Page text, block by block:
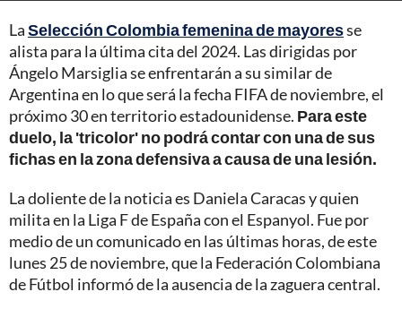
LaSelección Colombia femenina de mayoresse
alista para la última cita del 2024. Las dirigidas por
Ángelo Marsiglia se enfrentarán a su similar de
Argentina en lo que será la fecha FIFA de noviembre, el
próximo 30 en territorio estadounidense. Para este
duelo, la 'tricolor' no podrá contar con una de sus
fichas en la zona defensiva a causa de una lesión.
La doliente de la noticia es Daniela Caracas y quien
milita en la Liga F de España con el Espanyol. Fue por
medio de un comunicado en las últimas horas, de este
lunes 25 de noviembre, que la Federación Colombiana
de Fútbol informó de la ausencia de la zaguera central.